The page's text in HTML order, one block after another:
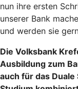
nun ihre ersten
unserer Bank
und werden sie
Die Volksbank
Ausbildung zum
auch für das